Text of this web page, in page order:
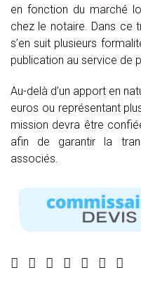
en fonction du marché
chez le notaire. Dans ce
s’en suit plusieurs
publication au service de
Au-delà d’un apport en
euros ou représentant
mission devra être
afin de garantir la
associés.